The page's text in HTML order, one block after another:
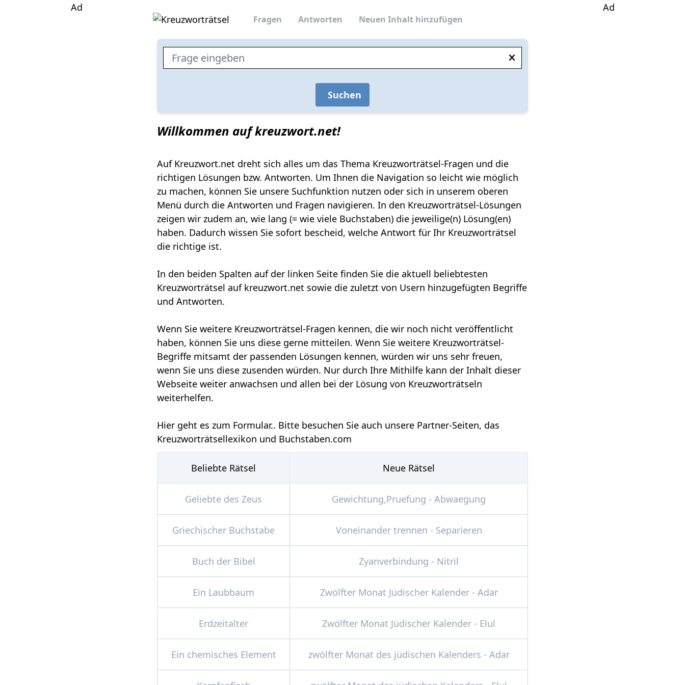
Fragen Antworten Neuen Inhalt hinzufügen
Suchen
Ad Ad
Willkommen auf kreuzwort.net!
Auf Kreuzwort.net dreht sich alles um das Thema Kreuzworträtsel-Fragen und die
richtigen Lösungen bzw. Antworten. Um Ihnen die Navigation so leicht wie möglich
zu machen, können Sie unsere Suchfunktion nutzen oder sich in unserem oberen
Menü durch die Antworten und Fragen navigieren. In den Kreuzworträtsel-Lösungen
zeigen wir zudem an, wie lang (= wie viele Buchstaben) die jeweilige(n) Lösung(en)
haben. Dadurch wissen Sie sofort bescheid, welche Antwort für Ihr Kreuzworträtsel
die richtige ist.
In den beiden Spalten auf der linken Seite finden Sie die aktuell beliebtesten
Kreuzworträtsel auf kreuzwort.net sowie die zuletzt von Usern hinzugefügten Begriffe
und Antworten.
Wenn Sie weitere Kreuzworträtsel-Fragen kennen, die wir noch nicht veröffentlicht
haben, können Sie uns diese gerne mitteilen. Wenn Sie weitere Kreuzworträtsel-
Begriffe mitsamt der passenden Lösungen kennen, würden wir uns sehr freuen,
wenn Sie uns diese zusenden würden. Nur durch Ihre Mithilfe kann der Inhalt dieser
Webseite weiter anwachsen und allen bei der Lösung von Kreuzworträtseln
weiterhelfen.
Hier geht es zum Formular.. Bitte besuchen Sie auch unsere Partner-Seiten, das
Kreuzworträtsellexikon und Buchstaben.com
Beliebte Rätsel Neue Rätsel
Geliebte des Zeus Gewichtung,Pruefung - Abwaegung
Griechischer Buchstabe Voneinander trennen - Separieren
Buch der Bibel Zyanverbindung - Nitril
Ein Laubbaum Zwölfter Monat Jüdischer Kalender- Adar
Erdzeitalter Zwölfter Monat Jüdischer Kalender - Elul
Ein chemisches Element zwölfter Monat des jüdischen Kalenders - Adar